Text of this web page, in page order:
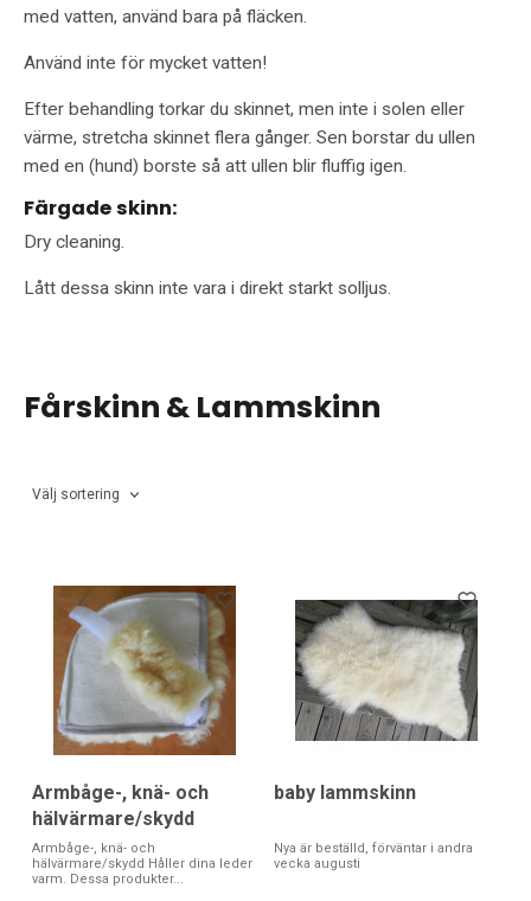
med vatten, använd bara på fläcken.
Använd inte för mycket vatten!
Efter behandling torkar du skinnet, men inte i solen eller
värme, stretcha skinnet flera gånger. Sen borstar du ullen
med en (hund) borste så att ullen blir fluffig igen.
Färgade skinn:
Dry cleaning.
Lått dessa skinn inte vara i direkt starkt solljus.
Fårskinn & Lammskinn
Välj sortering
Armbåge-, knä- och
hälvärmare/skydd
Armbåge-, knä- och
hälvärmare/skydd Håller dina leder
varm. Dessa produkter...
baby lammskinn
Nya är beställd, förväntar i andra
vecka augusti